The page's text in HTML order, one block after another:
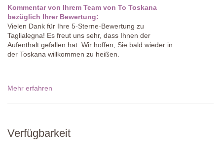
Kommentar von Ihrem Team von To Toskana
bezüglich Ihrer Bewertung:
Vielen Dank für Ihre 5-Sterne-Bewertung zu
Taglialegna! Es freut uns sehr, dass Ihnen der
Aufenthalt gefallen hat. Wir hoffen, Sie bald wieder in
der Toskana willkommen zu heißen.
Mehr erfahren
Verfügbarkeit